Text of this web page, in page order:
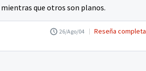
que otros son planos.
26/Ago/04 Reseña completa